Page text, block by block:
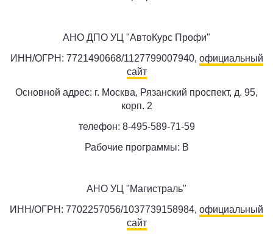
АНО ДПО УЦ "АвтоКурс Профи"
ИНН/ОГРН: 7721490668/1127799007940, официальный
сайт
Основной адрес: г. Москва, Рязанский проспект, д. 95,
корп. 2
телефон: 8-495-589-71-59
Рабочие программы: B
АНО УЦ "Магистраль"
ИНН/ОГРН: 7702257056/1037739158984, официальный
сайт